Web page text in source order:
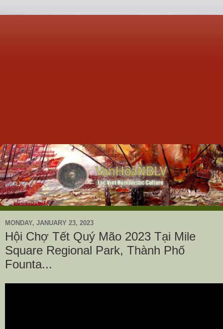
MONDAY, JANUARY 23, 2023
Hội Chợ Tết Quý Mão 2023 Tại Mile
Square Regional Park, Thành Phố
Founta...